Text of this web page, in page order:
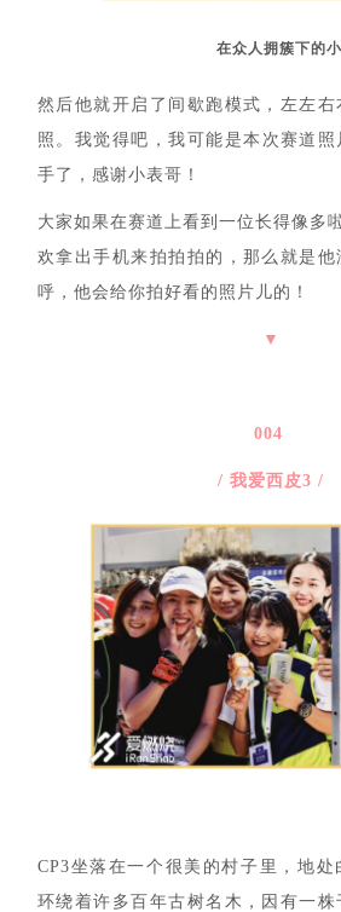
在众人拥簇下的
然后他就开启了间歇跑模式，左左
照。 我觉得吧，我可能是本次赛道
手了，感谢小表哥！
大家如果在赛道上看到一位长得像多
欢拿出手机来拍拍拍的，那么就是
呼，他会给你拍好看的照片儿的！
▼
004
/ 我爱西皮3 /
CP3坐落在一个很美的村子里，地处
环绕着许多百年古树名木，因有一